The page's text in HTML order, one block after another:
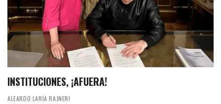
INSTITUCIONES, ¡AFUERA!
ALEARDO LARÍA RAJNERI